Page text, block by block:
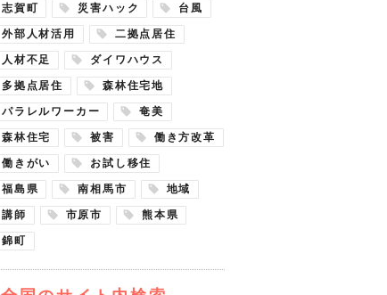
志賀町 災害ハック 台風
外部人材活用 二拠点居住
人材不足 ダイワハウス
多拠点居住 森林住宅地
パラレルワーカー 奄美
森林住宅 被害 働き方改革
働きがい お試し移住
福島県 南相馬市 地域
講師 市原市 熊本県
錦町